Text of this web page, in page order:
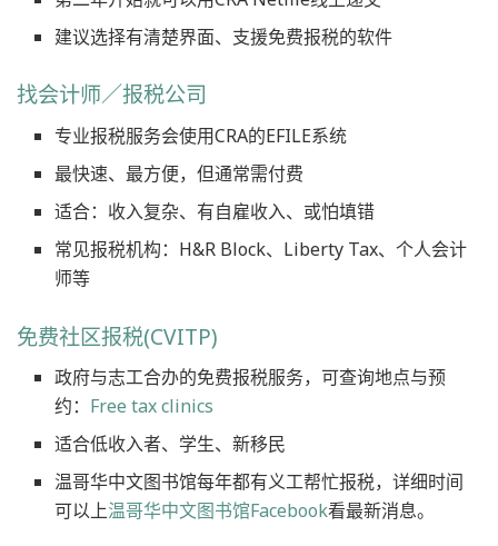
建议选择有清楚界面、支援免费报税的软件
找会计师／报税公司
专业报税服务会使用CRA的EFILE系统
最快速、最方便，但通常需付费
适合：收入复杂、有自雇收入、或怕填错
常见报税机构：H&R Block、Liberty Tax、个人会计
师等
免费社区报税(CVITP)
政府与志工合办的免费报税服务，可查询地点与预
约： Free tax clinics
适合低收入者、学生、新移民
温哥华中文图书馆每年都有义工帮忙报税，详细时间
可以上温哥华中文图书馆Facebook看最新消息。